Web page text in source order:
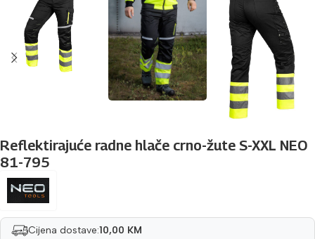
Reflektirajuće radne hlače crno-žute S-XXL NEO
81-795
Cijena dostave:10,00 KM